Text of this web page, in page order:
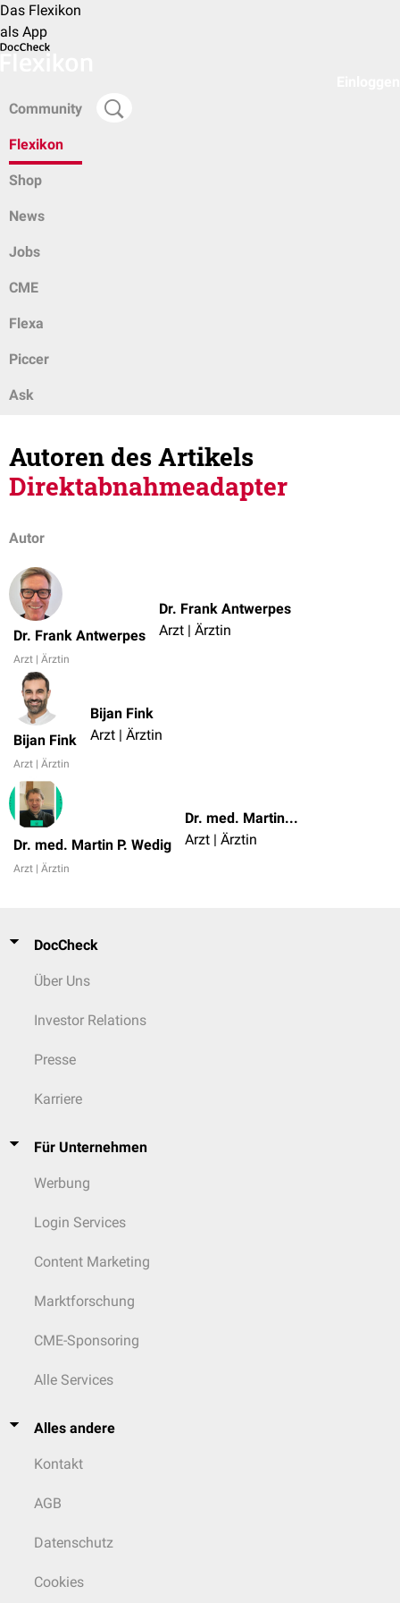
Das Flexikon
als App
Community
Flexikon
Shop
News
Jobs
CME
Flexa
Piccer
Ask
Autoren des Artikels
Direktabnahmeadapter
Autor
Dr. Frank Antwerpes
Arzt | Ärztin
Dr. Frank Antwerpes
Arzt | Ärztin
Bijan Fink
Arzt | Ärztin
Bijan Fink
Arzt | Ärztin
Dr. med. Martin P. Wedig
Arzt | Ärztin
Dr. med. Martin P. Wedig
Arzt | Ärztin
DocCheck
Über Uns
Investor Relations
Presse
Karriere
Für Unternehmen
Werbung
Login Services
Content Marketing
Marktforschung
CME-Sponsoring
Alle Services
Alles andere
Kontakt
AGB
Datenschutz
Cookies